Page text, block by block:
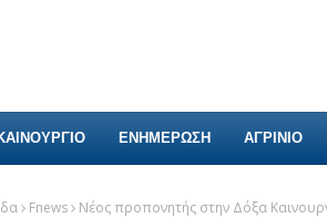
ΕΝΗΜΕΡΩΣΗ ΑΓΡΙΝΙΟ
Fnews Νέος προπονητής στην Δόξα